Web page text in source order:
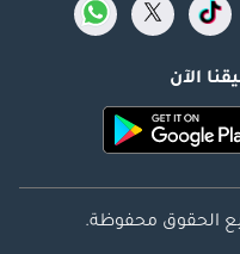
الآن